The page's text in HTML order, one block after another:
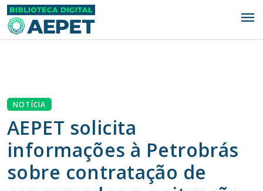
menu
NOTÍCIA
AEPET solicita
informações à Petrobrás
sobre contratação de